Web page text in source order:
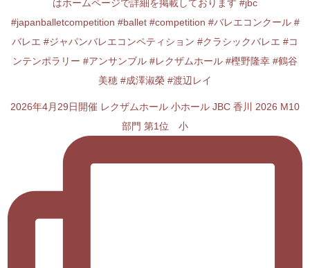
2026年4月29日開催 レクザムホール 小ホール JBC 香川 2026 M10
部門 第1位 小